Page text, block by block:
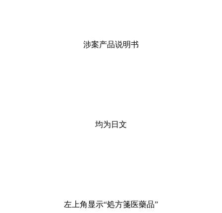
涉案产品说明书
均为日文
左上角显示“処方箋医藥品”